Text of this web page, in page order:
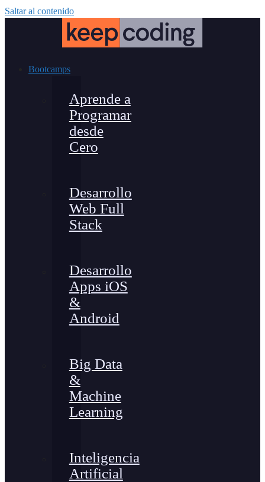
Saltar al contenido
Bootcamps
Aprende a
Programar
desde
Cero
Desarrollo
Web Full
Stack
Desarrollo
Apps iOS
&
Android
Big Data
&
Machine
Learning
Inteligencia
Artificial